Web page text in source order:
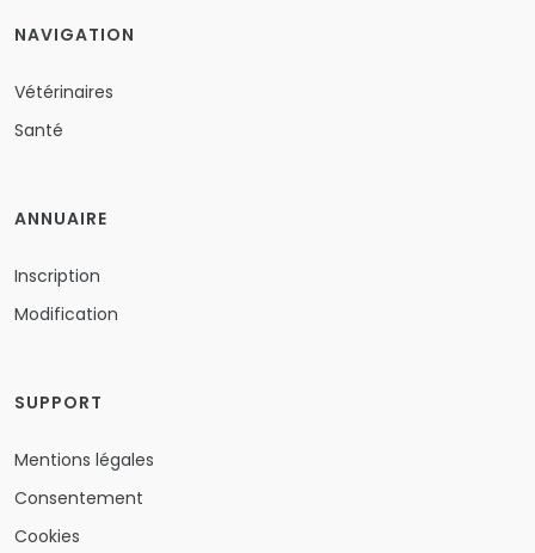
NAVIGATION
Vétérinaires
Santé
ANNUAIRE
Inscription
Modification
SUPPORT
Mentions légales
Consentement
Cookies